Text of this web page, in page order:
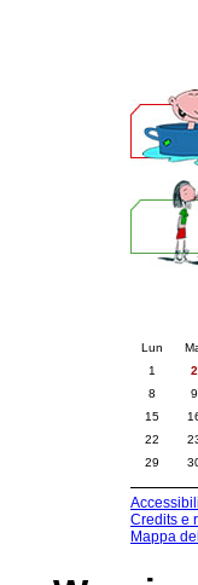
Lun
1
2
8
9
15
22
29
Credits e
Mappa